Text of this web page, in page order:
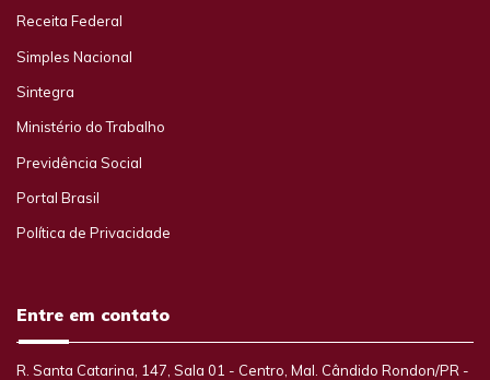
Receita Federal
Simples Nacional
Sintegra
Ministério do Trabalho
Previdência Social
Portal Brasil
Política de Privacidade
Entre em contato
R. Santa Catarina, 147, Sala 01 - Centro, Mal. Cândido Rondon/PR -